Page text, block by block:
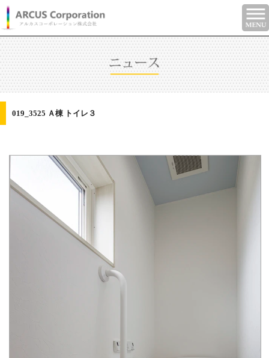
019_3525 Ａ棟 トイレ３